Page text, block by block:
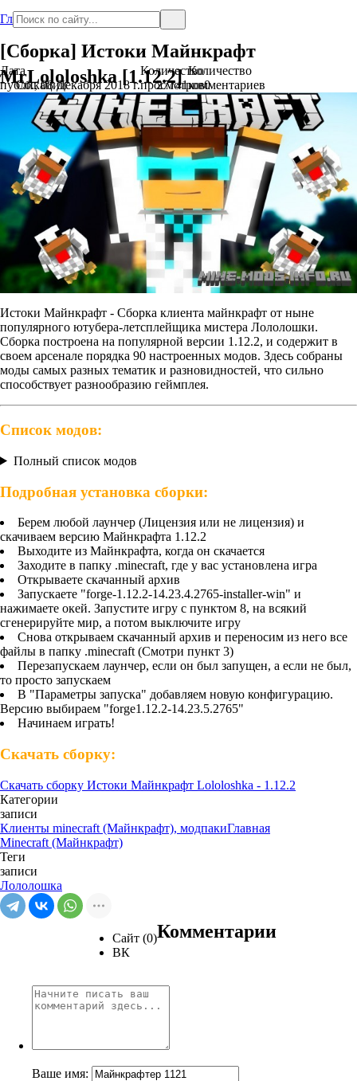
Главная
[Сборка] Истоки Майнкрафт
MrLololoshka [1.12.2]
Дата
публикации
Сб., 08 Декабря 2018 г.
Количество
просмотров
27741
Количество
комментариев
0
Истоки Майнкрафт - Сборка клиента майнкрафт от ныне
популярного ютубера-летсплейщика мистера Лололошки.
Сборка построена на популярной версии 1.12.2, и содержит в
своем арсенале порядка 90 настроенных модов. Здесь собраны
моды самых разных тематик и разновидностей, что сильно
способствует разнообразию геймплея.
Список модов:
Полный список модов
Подробная установка сборки:
Берем любой лаунчер (Лицензия или не лицензия) и
скачиваем версию Майнкрафта 1.12.2
Выходите из Майнкрафта, когда он скачается
Заходите в папку .minecraft, где у вас установлена игра
Открываете скачанный архив
Запускаете "forge-1.12.2-14.23.4.2765-installer-win" и
нажимаете окей. Запустите игру с пунктом 8, на всякий
сгенерируйте мир, а потом выключите игру
Снова открываем скачанный архив и переносим из него все
файлы в папку .minecraft (Смотри пункт 3)
Перезапускаем лаунчер, если он был запущен, а если не был,
то просто запускаем
В "Параметры запуска" добавляем новую конфигурацию.
Версию выбираем "forge1.12.2-14.23.5.2765"
Начинаем играть!
Скачать сборку:
Скачать сборку Истоки Майнкрафт Lololoshka - 1.12.2
Категории
записи
Клиенты minecraft (Майнкрафт), модпакиГлавная
Minecraft (Майнкрафт)
Теги
записи
Лололошка
Сайт (0)
ВК
Комментарии
Ваше имя: